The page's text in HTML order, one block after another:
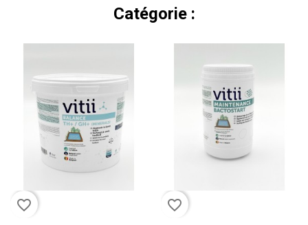
Catégorie :
favorite_border favorite_border